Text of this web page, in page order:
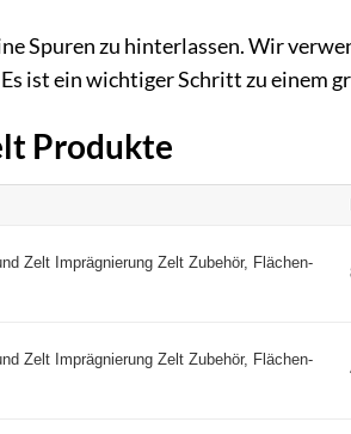
Spuren zu hinterlassen. Wir
ist ein wichtiger Schritt zu einem
Produkte
Zelt Imprägnierung Zelt Zubehör, Flächen-
Zelt Imprägnierung Zelt Zubehör, Flächen-